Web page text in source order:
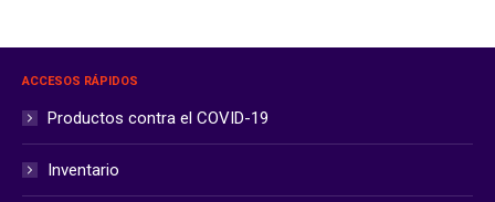
ACCESOS RÁPIDOS
Productos contra el COVID-19
Inventario